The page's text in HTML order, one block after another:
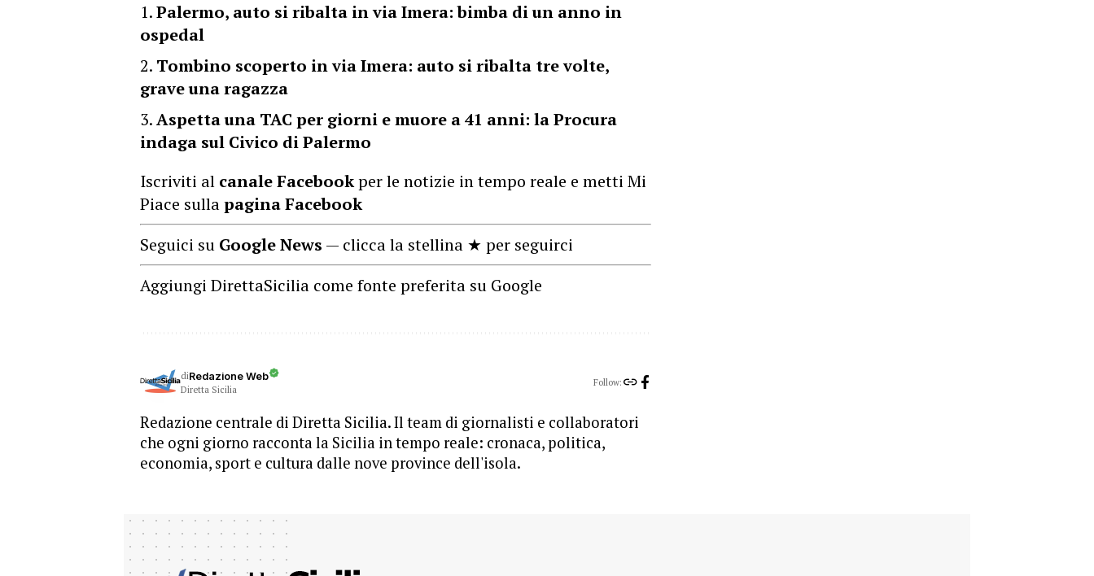
Palermo, auto si ribalta in via Imera: bimba di un anno in
ospedal
Tombino scoperto in via Imera: auto si ribalta tre volte,
grave una ragazza
Aspetta una TAC per giorni e muore a 41 anni: la Procura
indaga sul Civico di Palermo
Iscriviti al canale Facebookper le notizie in tempo reale e metti Mi
Piace sullapagina Facebook
Seguici su Google News — clicca la stellina ★ per seguirci
Aggiungi DirettaSicilia come fonte preferita su Google
diRedazione Web
Diretta Sicilia
Follow:
Redazione centrale di Diretta Sicilia. Il team di giornalisti e collaboratori
che ogni giorno racconta la Sicilia in tempo reale: cronaca, politica,
economia, sport e cultura dalle nove province dell'isola.